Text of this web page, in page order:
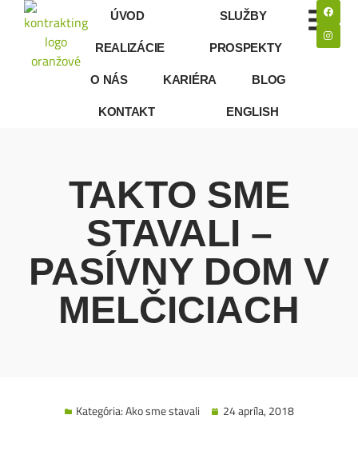
ÚVOD SLUŽBY
REALIZÁCIE PROSPEKTY
O NÁS KARIÉRA BLOG
KONTAKT ENGLISH
TAKTO SME
STAVALI –
PASÍVNY DOM V
MELČICIACH
Kategória:Ako sme stavali 24 apríla, 2018